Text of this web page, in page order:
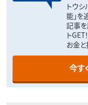
トウシ
能」を
記事を
トGET！
お金と
今す